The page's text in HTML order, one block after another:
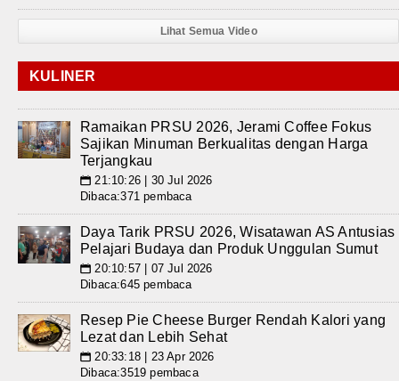
Lihat Semua Video
KULINER
Ramaikan PRSU 2026, Jerami Coffee Fokus
Sajikan Minuman Berkualitas dengan Harga
Terjangkau
📅 21:10:26 | 30 Jul 2026
Dibaca:371 pembaca
Daya Tarik PRSU 2026, Wisatawan AS Antusias
Pelajari Budaya dan Produk Unggulan Sumut
📅 20:10:57 | 07 Jul 2026
Dibaca:645 pembaca
Resep Pie Cheese Burger Rendah Kalori yang
Lezat dan Lebih Sehat
📅 20:33:18 | 23 Apr 2026
Dibaca:3519 pembaca